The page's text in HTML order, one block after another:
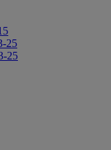
25
25